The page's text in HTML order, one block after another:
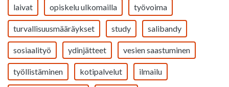
laivat opiskelu ulkomailla työvoima
turvallisuusmääräykset study salibandy
sosiaalityö ydinjätteet vesien saastuminen
työllistäminen kotipalvelut ilmailu